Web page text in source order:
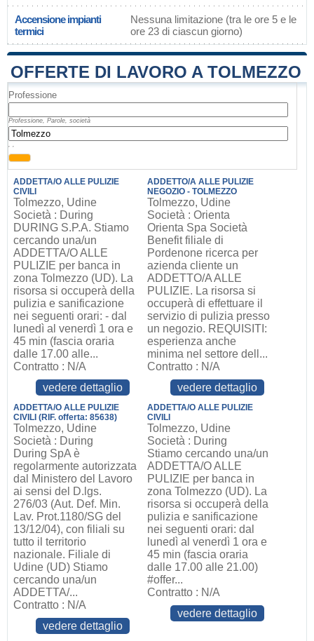
Accensione impianti
termici
Nessuna limitazione (tra le ore 5 e le
ore 23 di ciascun giorno)
OFFERTE DI LAVORO A TOLMEZZO
Professione
Professione, Parole, società
, ,
ADDETTA/O ALLE PULIZIE
CIVILI
Tolmezzo, Udine
Società : During
DURING S.P.A. Stiamo
cercando una/un
ADDETTA/O ALLE
PULIZIE per banca in
zona Tolmezzo (UD). La
risorsa si occuperà della
pulizia e sanificazione
nei seguenti orari: - dal
lunedì al venerdì 1 ora e
45 min (fascia oraria
dalle 17.00 alle...
Contratto : N/A
vedere dettaglio
ADDETTO/A ALLE PULIZIE
NEGOZIO - TOLMEZZO
Tolmezzo, Udine
Società : Orienta
Orienta Spa Società
Benefit filiale di
Pordenone ricerca per
azienda cliente un
ADDETTO/A ALLE
PULIZIE. La risorsa si
occuperà di effettuare il
servizio di pulizia presso
un negozio. REQUISITI:
esperienza anche
minima nel settore dell...
Contratto : N/A
vedere dettaglio
ADDETTA/O ALLE PULIZIE
CIVILI (RIF. offerta: 85638)
Tolmezzo, Udine
Società : During
During SpA è
regolarmente autorizzata
dal Ministero del Lavoro
ai sensi del D.lgs.
276/03 (Aut. Def. Min.
Lav. Prot.1180/SG del
13/12/04), con filiali su
tutto il territorio
nazionale. Filiale di
Udine (UD) Stiamo
cercando una/un
ADDETTA/...
Contratto : N/A
vedere dettaglio
ADDETTA/O ALLE PULIZIE
CIVILI
Tolmezzo, Udine
Società : During
Stiamo cercando una/un
ADDETTA/O ALLE
PULIZIE per banca in
zona Tolmezzo (UD). La
risorsa si occuperà della
pulizia e sanificazione
nei seguenti orari: dal
lunedì al venerdì 1 ora e
45 min (fascia oraria
dalle 17.00 alle 21.00)
#offer...
Contratto : N/A
vedere dettaglio